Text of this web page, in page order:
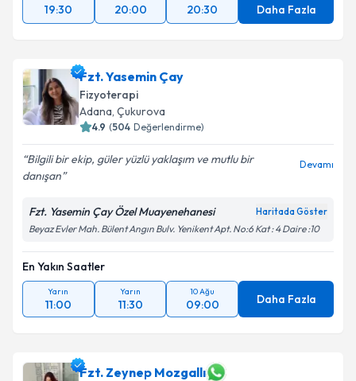
19:30 20:00 20:30 Daha Fazla
Fzt. Yasemin Çay
Fizyoterapi
Adana, Çukurova
4.9 (504 Değerlendirme)
Bilgili bir ekip, güler yüzlü yaklaşım ve mutlu bir
danışan
Devamı
Fzt. Yasemin Çay Özel Muayenehanesi Haritada Göster
Beyaz Evler Mah. Bülent Angın Bulv. Yenikent Apt. No:6 Kat : 4 Daire :10
En Yakın Saatler
Yarın
11:00
Yarın
11:30
10 Ağu
09:00 Daha Fazla
Fzt. Zeynep Mozgallı